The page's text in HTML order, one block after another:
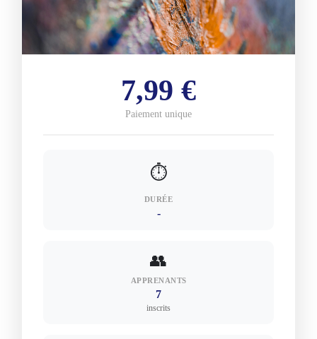
7,99 €
Paiement unique
⏱️
DURÉE
-
👥
APPRENANTS
7
inscrits